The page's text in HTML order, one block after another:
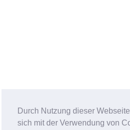
Durch Nutzung dieser
sich mit der Verwendung von